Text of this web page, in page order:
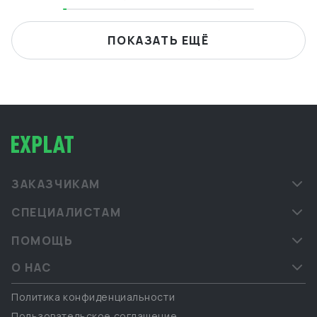
ПОКАЗАТЬ ЕЩЁ
ЗАКАЗЧИКАМ
СПЕЦИАЛИСТАМ
ПОМОЩЬ
О НАС
Политика конфиденциальности